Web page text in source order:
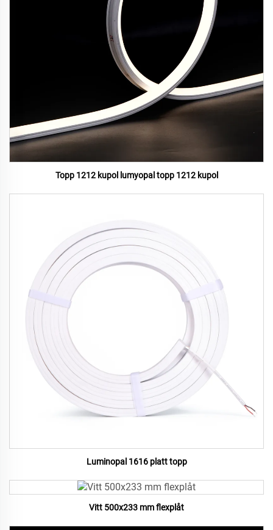
Topp 1212 kupol lumyopal topp 1212 kupol
Luminopal 1616 platt topp
Vitt 500x233 mm flexplåt